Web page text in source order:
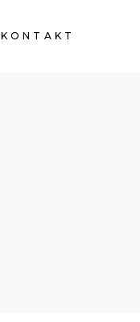
KONTAKT